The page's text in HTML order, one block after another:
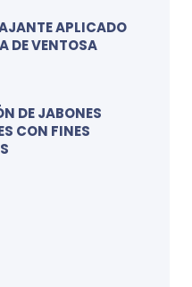
APLICADO
DE VENTOSA
DE JABONES
CON FINES